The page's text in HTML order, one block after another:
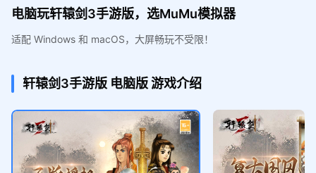
电脑玩轩辕剑3手游版，选MuMu模拟器
适配 Windows 和 macOS，大屏畅玩不受限！
轩辕剑3手游版 电脑版游戏介绍